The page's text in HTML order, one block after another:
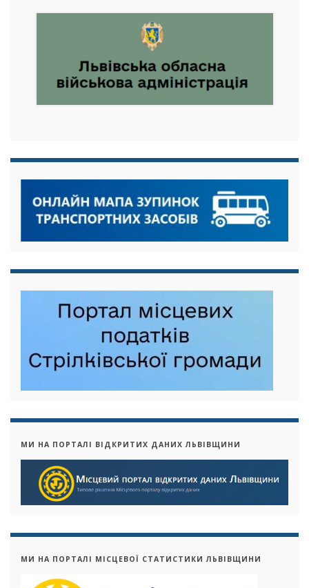
МИ НА ПОРТАЛІ ВІДКРИТИХ ДАНИХ ЛЬВІВЩИНИ
МИ НА ПОРТАЛІ МІСЦЕВОЇ СТАТИСТИКИ ЛЬВІВЩИНИ